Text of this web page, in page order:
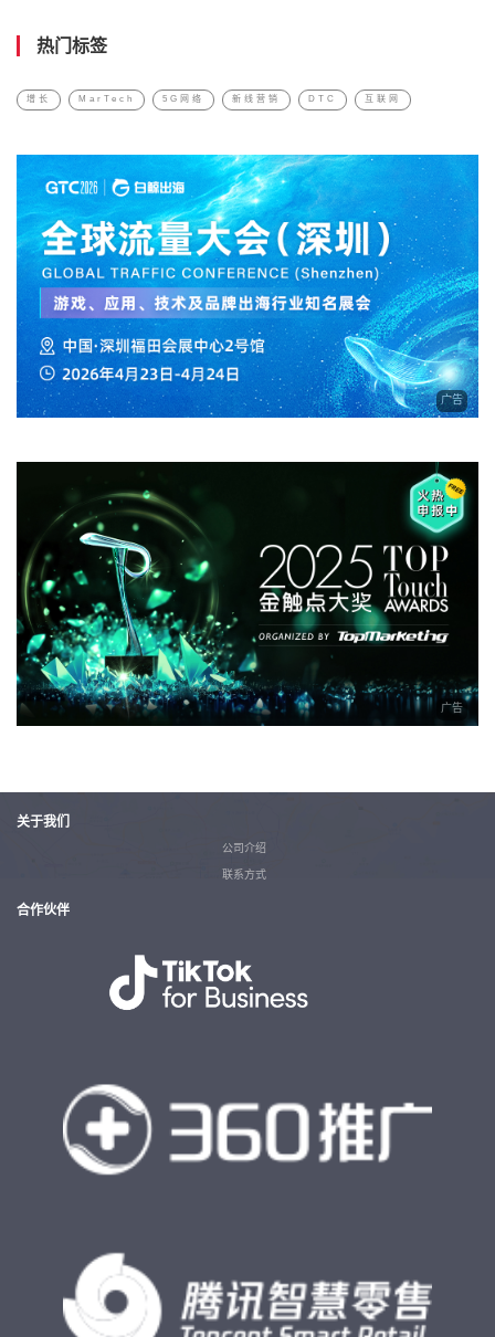
热门标签
增长 MarTech 5G网络 新线营销 DTC 互联网
广告
广告
关于我们
公司介绍
联系方式
合作伙伴